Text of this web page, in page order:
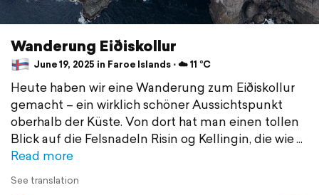
Wanderung Eiðiskollur
June 19, 2025 in Faroe Islands ⋅ ☁️ 11 °C
Heute haben wir eine Wanderung zum Eiðiskollur
gemacht – ein wirklich schöner Aussichtspunkt
oberhalb der Küste. Von dort hat man einen tollen
Blick auf die Felsnadeln Risin og Kellingin, die wie
Read more
See translation